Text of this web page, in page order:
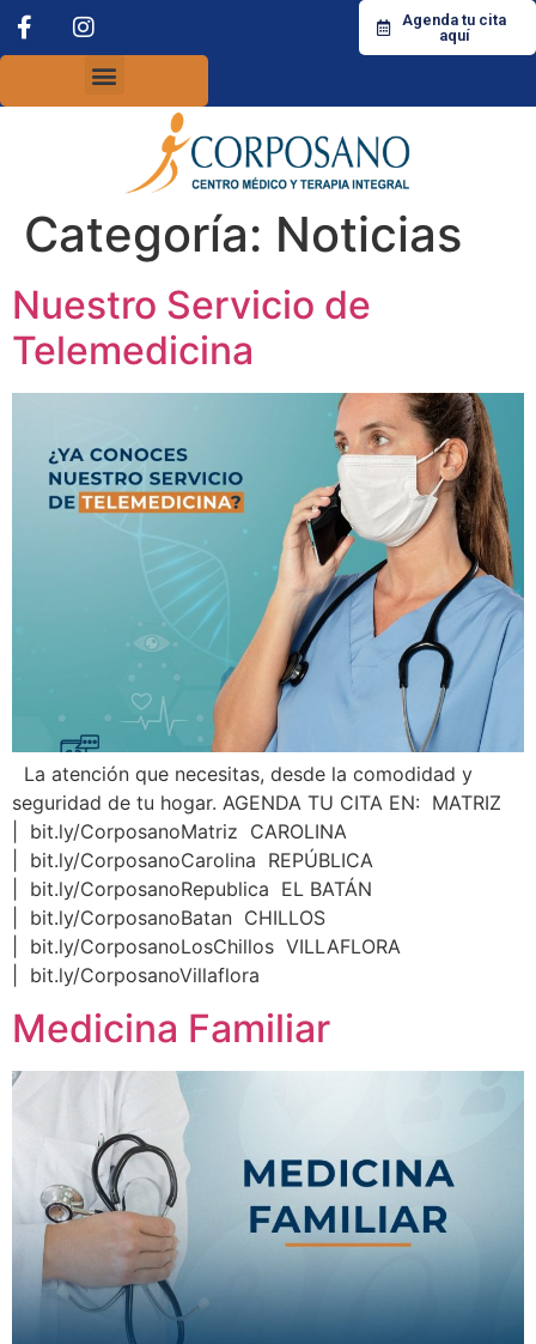
Agenda tu cita
aquí
Categoría: Noticias
Nuestro Servicio de
Telemedicina
La atención que necesitas, desde la comodidad y
seguridad de tu hogar. AGENDA TU CITA EN: MATRIZ
| bit.ly/CorposanoMatriz CAROLINA
| bit.ly/CorposanoCarolina REPÚBLICA
| bit.ly/CorposanoRepublica EL BATÁN
| bit.ly/CorposanoBatan CHILLOS
| bit.ly/CorposanoLosChillos VILLAFLORA
| bit.ly/CorposanoVillaflora
Medicina Familiar